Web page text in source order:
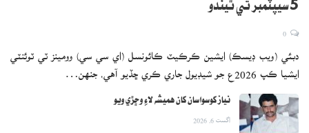
5 سيپٽمبر تي ٿيندو
دبئي (ويب ڊيسڪ) ايشين ڪرڪيٽ ڪائونسل (اي سي سي) وومينز ٽي ٽوئنٽي
ايشيا ڪپ 2026ع جو شيڊيول جاري ڪري ڇڏيو آهي، جنهن…
نياز کوسواسان کان هميشه لاءِ وڇڙي ويو
اگست 6, 2026